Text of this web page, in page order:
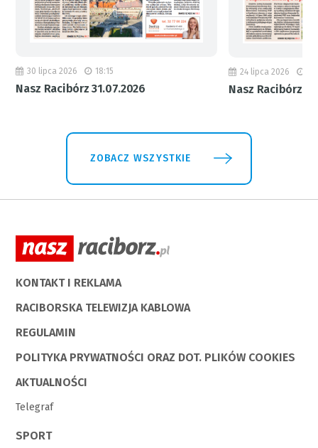
30 lipca 2026 18:15
Nasz Racibórz 31.07.2026
24 lipca 2026
Nasz Racibórz
ZOBACZ WSZYSTKIE
KONTAKT I REKLAMA
RACIBORSKA TELEWIZJA KABLOWA
REGULAMIN
POLITYKA PRYWATNOŚCI ORAZ DOT. PLIKÓW COOKIES
AKTUALNOŚCI
Telegraf
SPORT